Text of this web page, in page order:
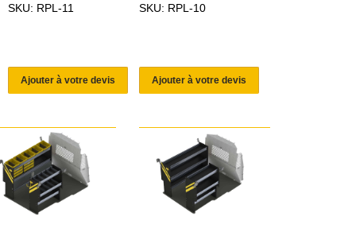
SKU: RPL-11
Ajouter à votre devis
SKU: RPL-10
Ajouter à votre devis